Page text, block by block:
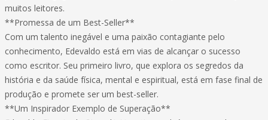
muitos leitores.
**Promessa de um Best-Seller**
Com um talento inegável e uma paixão contagiante pelo
conhecimento, Edevaldo está em vias de alcançar o sucesso
como escritor. Seu primeiro livro, que explora os segredos da
história e da saúde física, mental e espiritual, está em fase final de
produção e promete ser um best-seller.
**Um Inspirador Exemplo de Superação**